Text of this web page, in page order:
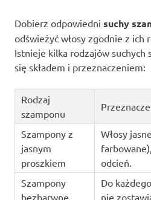
Dobierz odpowiedni suchy
odświeżyć włosy zgodnie z ich
Istnieje kilka rodzajów suchych
się składem i przeznaczeniem:
Rodzaj
szamponu
Szampony z
jasnym
proszkiem
Włosy
odcień.
Szampony
bezbarwne
Do
nie